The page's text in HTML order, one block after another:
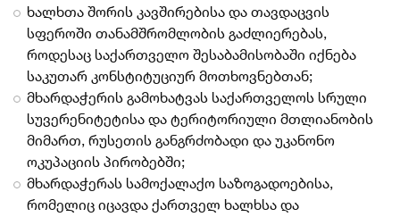
ხალხთა შორის კავშირებისა და თავდაცვის
სფეროში თანამშრომლობის გაძლიერებას,
როდესაც საქართველო შესაბამისობაში იქნება
საკუთარ კონსტიტუციურ მოთხოვნებთან;
მხარდაჭერის გამოხატვას საქართველოს სრული
სუვერენიტეტისა და ტერიტორიული მთლიანობის
მიმართ, რუსეთის განგრძობადი და უკანონო
ოკუპაციის პირობებში;
მხარდაჭერას სამოქალაქო საზოგადოებისა,
რომელიც იცავდა ქართველ ხალხსა და